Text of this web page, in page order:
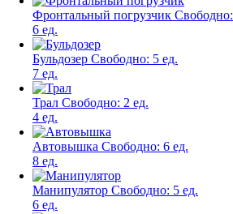
Фронтальный погрузчик Свободно:
6 ед.
Бульдозер Свободно: 5 ед.
7 ед.
Трал Свободно: 2 ед.
4 ед.
Автовышка Свободно: 6 ед.
8 ед.
Манипулятор Свободно: 5 ед.
6 ед.